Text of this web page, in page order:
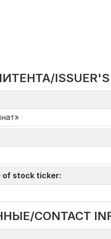
ISSUER'S
of stock ticker:
CONTACT